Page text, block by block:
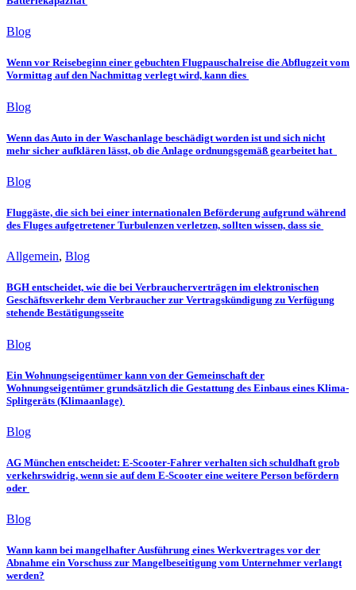
Blog
Wenn vor Reisebeginn einer gebuchten Flugpauschalreise die Abflugzeit vom
Vormittag auf den Nachmittag verlegt wird, kann dies
Blog
Wenn das Auto in der Waschanlage beschädigt worden ist und sich nicht
mehr sicher aufklären lässt, ob die Anlage ordnungsgemäß gearbeitet hat
Blog
Fluggäste, die sich bei einer internationalen Beförderung aufgrund während
des Fluges aufgetretener Turbulenzen verletzen, sollten wissen, dass sie
Allgemein, Blog
BGH entscheidet, wie die bei Verbraucherverträgen im elektronischen
Geschäftsverkehr dem Verbraucher zur Vertragskündigung zu Verfügung
stehende Bestätigungsseite
Blog
Ein Wohnungseigentümer kann von der Gemeinschaft der
Wohnungseigentümer grundsätzlich die Gestattung des Einbaus eines Klima-
Splitgeräts (Klimaanlage)
Blog
AG München entscheidet: E-Scooter-Fahrer verhalten sich schuldhaft grob
verkehrswidrig, wenn sie auf dem E-Scooter eine weitere Person befördern
oder
Blog
Wann kann bei mangelhafter Ausführung eines Werkvertrages vor der
Abnahme ein Vorschuss zur Mangelbeseitigung vom Unternehmer verlangt
werden?